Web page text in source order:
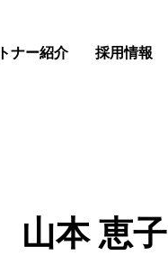
ナー紹介 採用情報
山本 恵子